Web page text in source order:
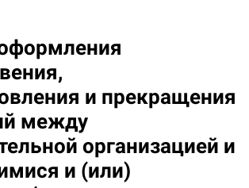
и прекращения
между
организацией и
и (или)